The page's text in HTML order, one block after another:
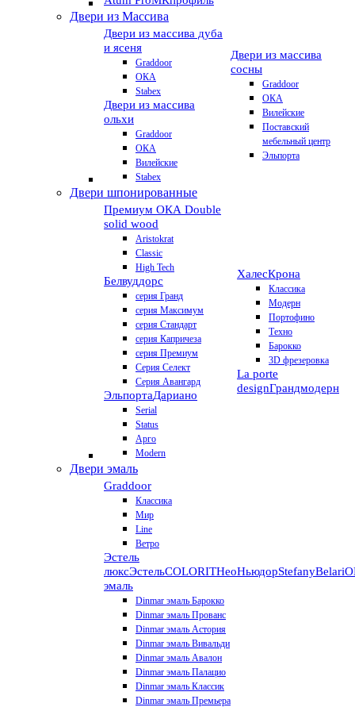
Двери из Массива
Двери из массива дуба
и ясеня
Graddoor
ОКА
Stabex
Двери из массива
ольхи
Graddoor
ОКА
Вилейские
Stabex
Двери из массива
сосны
Graddoor
ОКА
Вилейские
Поставский
мебельный центр
Эльпорта
Двери шпонированные
Премиум ОКА Double
solid wood
Aristokrat
Classic
High Tech
Белвуддорс
серия Гранд
серия Максимум
серия Стандарт
серия Капричеза
серия Премиум
Серия Селект
Серия Авангард
ЭльпортаДариано
Serial
Status
Арго
Modern
ХалесКрона
Классика
Модерн
Портофино
Техно
Барокко
3D фрезеровка
La porte
designГрандмодерн
Двери эмаль
Graddoor
Классика
Мир
Line
Ветро
Эстель
люксЭстельCOLORITНеоНьюдорStefanyBelari
эмаль
Dinmar эмаль Барокко
Dinmar эмаль Прованс
Dinmar эмаль Астория
Dinmar эмаль Вивальди
Dinmar эмаль Авалон
Dinmar эмаль Палацио
Dinmar эмаль Классик
Dinmar эмаль Премьера